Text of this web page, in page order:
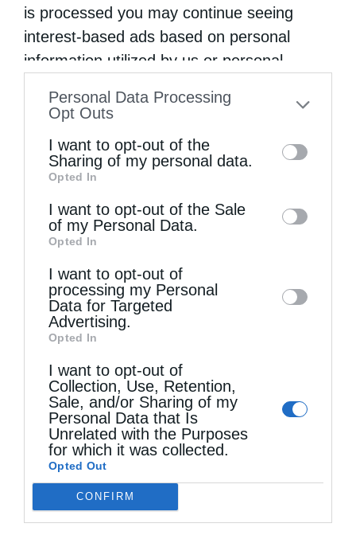
is processed you may continue seeing
interest-based ads based on personal
information utilized by us or personal
to your opt-out. You may separately opt-out
information by third parties on the IAB’s list
of downstream participants. This
information may also be disclosed by us to
third parties on theIAB’s List of
Downstream Participants
disclose it to other third parties.
Personal Data Processing
Opt Outs
I want to opt-out of the
Sharing of my personal data.
Opted In
I want to opt-out of the Sale
of my Personal Data.
Opted In
I want to opt-out of
processing my Personal
Data for Targeted
Advertising.
Opted In
I want to opt-out of
Collection, Use, Retention,
Sale, and/or Sharing of my
Personal Data that Is
Unrelated with the Purposes
for which it was collected.
Opted Out
CONFIRM
Τελευταία άρθρα
Ιερά Παράκληση προς την Υπεραγία Θεοτόκο στα
Φαβριανά Μονοφατσίου
Θεία Λειτουργία στην Παναγιά Πεδιάδος
Θεία Λειτουργία στο Μασταμπά Ηρακλείου